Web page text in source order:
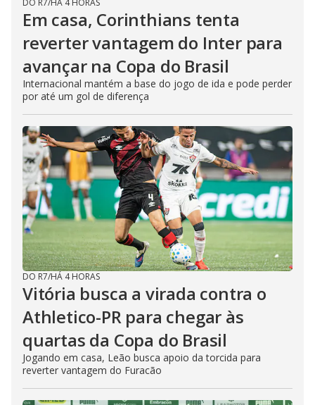
DO R7/HÁ 4 HORAS
Em casa, Corinthians tenta
reverter vantagem do Inter para
avançar na Copa do Brasil
Internacional mantém a base do jogo de ida e pode perder
por até um gol de diferença
DO R7/HÁ 4 HORAS
Vitória busca a virada contra o
Athletico-PR para chegar às
quartas da Copa do Brasil
Jogando em casa, Leão busca apoio da torcida para
reverter vantagem do Furacão